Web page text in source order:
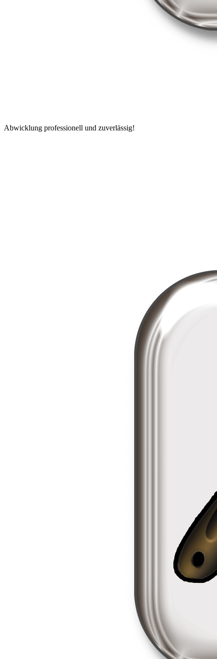
Abwicklung professionell und zuverlässig!